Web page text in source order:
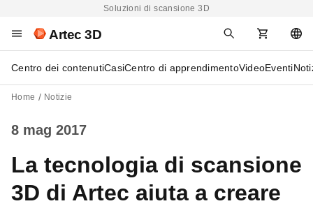
Soluzioni di scansione 3D
Artec 3D
Centro dei contenutiCasiCentro di apprendimentoVideoEventi
Home Notizie
8 mag 2017
La tecnologia di scansione
3D di Artec aiuta a creare